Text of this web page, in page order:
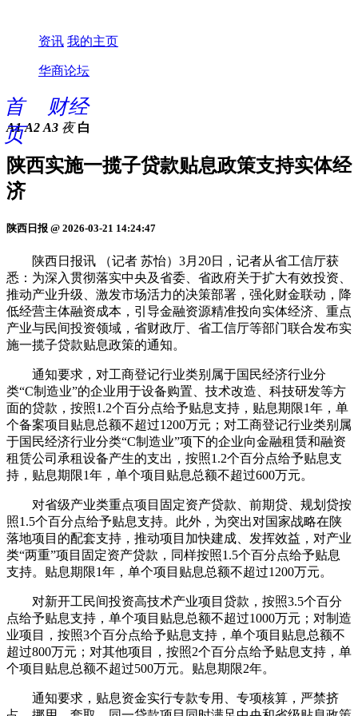
资讯 我的主页
华商论坛
首
页
财经
A1 A2 A3 夜 白
陕西实施一揽子贷款贴息政策支持实体经
济
陕西日报 @ 2026-03-21 14:24:47
陕西日报讯 （记者 苏怡）3月20日，记者从省工信厅获
悉：为深入贯彻落实中央及省委、省政府关于扩大有效投资、
推动产业升级、激发市场活力的决策部署，强化财金联动，降
低经营主体融资成本，引导金融资源精准投向实体经济、重点
产业与民间投资领域，省财政厅、省工信厅等部门联合发布实
施一揽子贷款贴息政策的通知。
通知要求，对工商登记行业类别属于国民经济行业分
类“C制造业”的企业用于设备购置、技术改造、科技研发等方
面的贷款，按照1.2个百分点给予贴息支持，贴息期限1年，单
个备案项目贴息总额不超过1200万元；对工商登记行业类别属
于国民经济行业分类“C制造业”项下的企业向金融租赁和融资
租赁公司承租设备产生的支出，按照1.2个百分点给予贴息支
持，贴息期限1年，单个项目贴息总额不超过600万元。
对省级产业类重点项目固定资产贷款、前期贷、规划贷按
照1.5个百分点给予贴息支持。此外，为突出对国家战略在陕
落地项目的配套支持，推动项目加快建成、发挥效益，对产业
类“两重”项目固定资产贷款，同样按照1.5个百分点给予贴息
支持。贴息期限1年，单个项目贴息总额不超过1200万元。
对新开工民间投资高技术产业项目贷款，按照3.5个百分
点给予贴息支持，单个项目贴息总额不超过1000万元；对制造
业项目，按照3个百分点给予贴息支持，单个项目贴息总额不
超过800万元；对其他项目，按照2个百分点给予贴息支持，单
个项目贴息总额不超过500万元。贴息期限2年。
通知要求，贴息资金实行专款专用、专项核算，严禁挤